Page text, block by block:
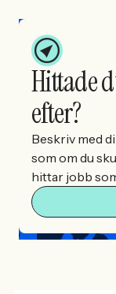
Hittade
efter?
Beskriv med
som om du
hittar jobb